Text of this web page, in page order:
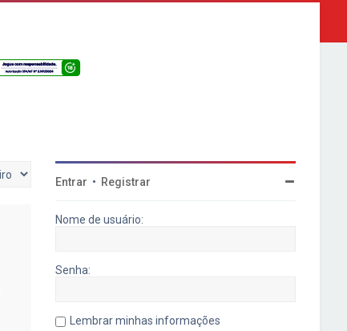
Entrar • Registrar
Nome de usuário:
Senha:
Lembrar minhas informações